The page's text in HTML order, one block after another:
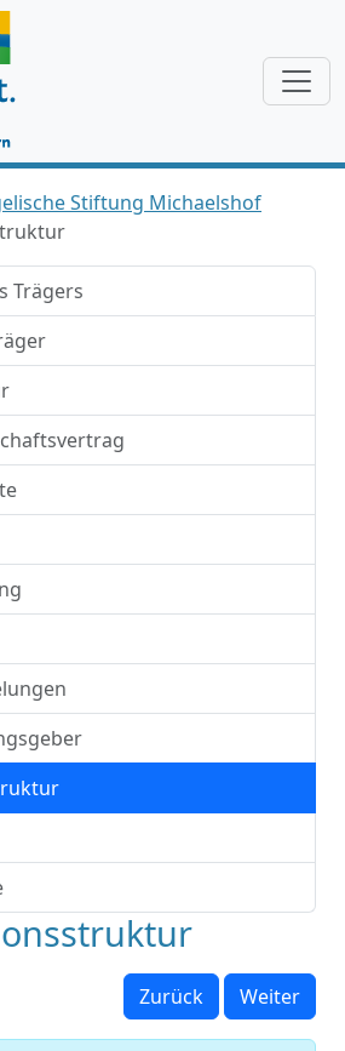
Stiftung Michaelshof
Trägers
Zurück Weiter